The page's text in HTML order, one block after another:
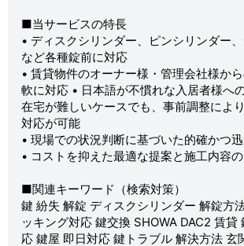
■当サービスの特長
• ディスクシリンダー、ピンシリンダー
など各種錠前に対応
• 賃貸物件のオーナー様・管理会社様か
軟に対応 • 日本語が不慣れな入居者様へ
在宅が難しいケースでも、事前調整によ
対応が可能
• 現場での状況判断に基づいた的確かつ
• コストを抑えた最適な提案と施工内容
■関連キーワード（検索対策）
鍵 紛失 解錠 ディスクシリンダー 解錠方
ッキング対応 鍵交換 SHOWA DAC2 賃貸
応 鍵屋 即日対応 鍵トラブル 解決方法 玄